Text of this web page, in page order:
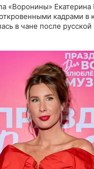
«Воронины» Екатерина
кадрами в
в чане после